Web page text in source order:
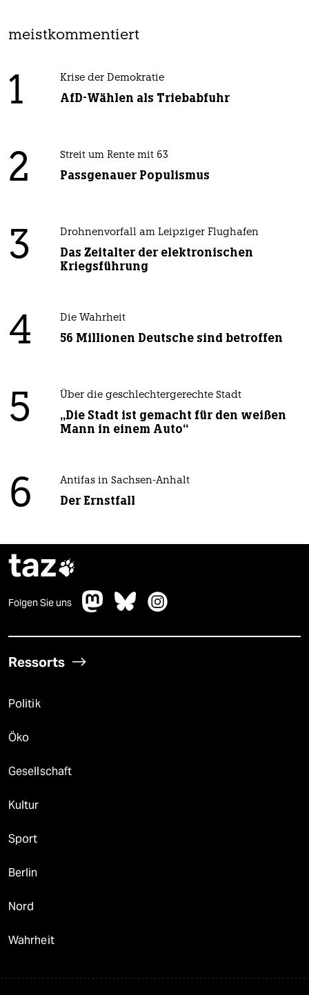
meistkommentiert
1 Krise der Demokratie
AfD-Wählen als Triebabfuhr
2 Streit um Rente mit 63
Passgenauer Populismus
3 Drohnenvorfall am Leipziger Flughafen
Das Zeitalter der elektronischen
Kriegsführung
4 Die Wahrheit
56 Millionen Deutsche sind betroffen
5 Über die geschlechtergerechte Stadt
„Die Stadt ist gemacht für den weißen
Mann in einem Auto“
6 Antifas in Sachsen-Anhalt
Der Ernstfall
taz
Folgen Sie uns
Ressorts
Politik
Öko
Gesellschaft
Kultur
Sport
Berlin
Nord
Wahrheit